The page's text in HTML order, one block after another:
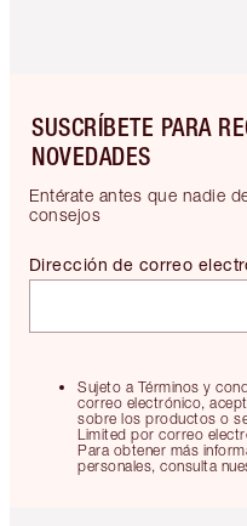
SUSCRÍBETE PARA
NOVEDADES
Entérate antes que nadie
consejos
Sujeto a Términos y
correo electrónico,
sobre los productos o
Limited por correo
Para obtener más
personales, consulta
Dirección de correo